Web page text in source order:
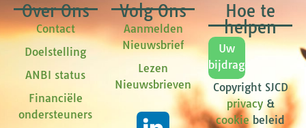
Over Ons
Contact
Doelstelling
ANBI status
Financiële
ondersteuners
Volg Ons
Aanmelden
Nieuwsbrief
Lezen
Nieuwsbrieven
Hoe te
helpen
Uw
bijdrage
Copyright SJCD
privacy&
cookiebeleid